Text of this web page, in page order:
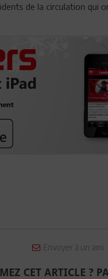
de la circulation qui
Envoyer à un ami
CET ARTICLE ?